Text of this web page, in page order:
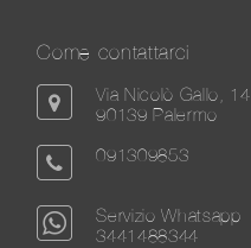
Come contattarci
Via Nicolò Gallo, 14
90139 Palermo
091309853
Servizio Whatsapp
3441488344